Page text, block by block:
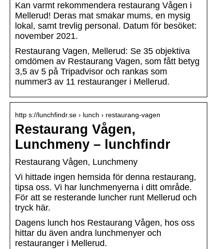
Kan varmt rekommendera restaurang Vågen i
Mellerud! Deras mat smakar mums, en mysig
lokal, samt trevlig personal. Datum för besöket:
november 2021.
Restaurang Vagen, Mellerud: Se 35 objektiva
omdömen av Restaurang Vagen, som fått betyg
3,5 av 5 på Tripadvisor och rankas som
nummer3 av 11 restauranger i Mellerud.
http s://lunchfindr.se › lunch › restaurang-vagen
Restaurang Vågen,
Lunchmeny – lunchfindr
Restaurang Vågen, Lunchmeny
Vi hittade ingen hemsida för denna restaurang,
tipsa oss. Vi har lunchmenyerna i ditt område.
För att se resterande luncher runt Mellerud och
tryck här.
Dagens lunch hos Restaurang Vågen, hos oss
hittar du även andra lunchmenyer och
restauranger i Mellerud.